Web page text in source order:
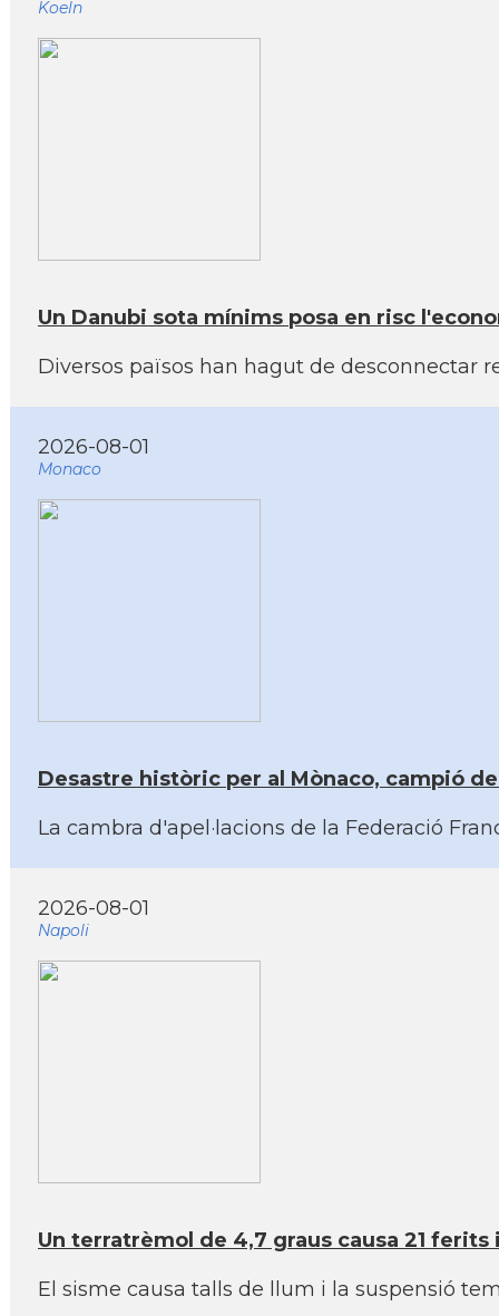
Koeln
Un Danubi sota mínims posa en risc
Diversos països han hagut de desconnectar
2026-08-01
Monaco
Desastre històric per al Mònaco, campió
La cambra d'apel·lacions de la Federació
2026-08-01
Napoli
Un terratrèmol de 4,7 graus causa 21
El sisme causa talls de llum i la suspensió